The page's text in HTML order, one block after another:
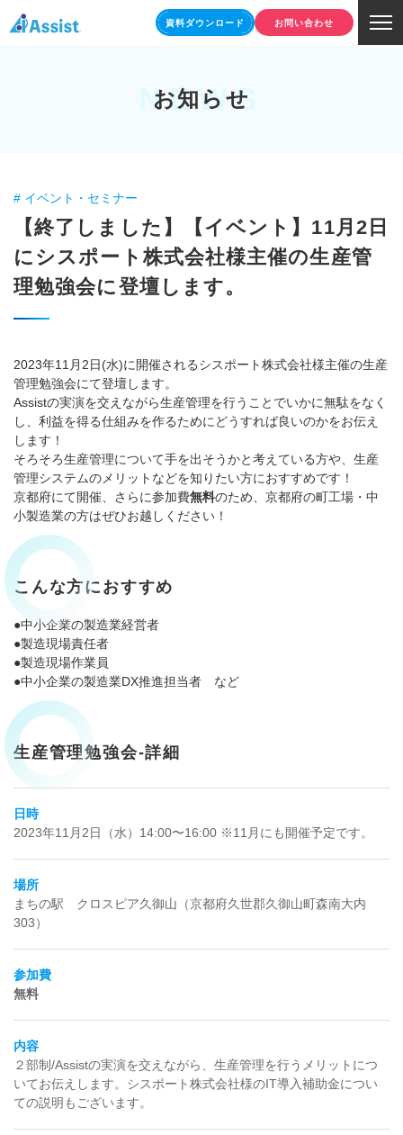
資料ダウンロード お問い合わせ
お知らせ
NEWS
# イベント・セミナー
【終了しました】【イベント】11月2日
にシスポート株式会社様主催の生産管
理勉強会に登壇します。
2023年11月2日(水)に開催されるシスポート株式会社様主催の生産
管理勉強会にて登壇します。
Assistの実演を交えながら生産管理を行うことでいかに無駄をなく
し、利益を得る仕組みを作るためにどうすれば良いのかをお伝え
します！
そろそろ生産管理について手を出そうかと考えている方や、生産
管理システムのメリットなどを知りたい方におすすめです！
京都府にて開催、さらに参加費無料のため、京都府の町工場・中
小製造業の方はぜひお越しください！
こんな方におすすめ
●中小企業の製造業経営者
●製造現場責任者
●製造現場作業員
●中小企業の製造業DX推進担当者 など
生産管理勉強会-詳細
日時
2023年11月2日（水）14:00〜16:00 ※11月にも開催予定です。
場所
まちの駅 クロスピア久御山（京都府久世郡久御山町森南大内
303）
参加費
無料
内容
２部制/Assistの実演を交えながら、生産管理を行うメリットにつ
いてお伝えします。シスポート株式会社様のIT導入補助金につい
ての説明もございます。